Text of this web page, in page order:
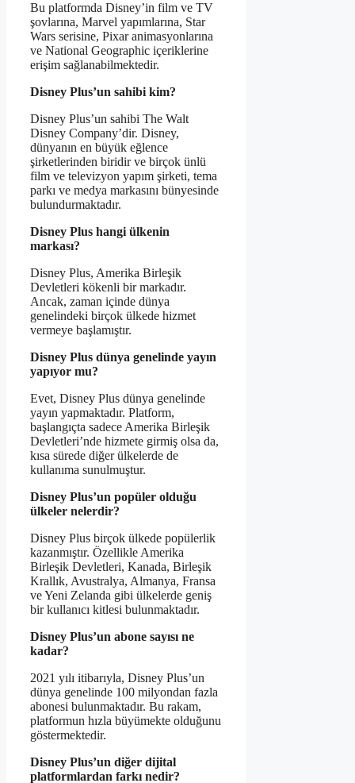
Bu platformda Disney’in film ve TV
şovlarına, Marvel yapımlarına, Star
Wars serisine, Pixar animasyonlarına
ve National Geographic içeriklerine
erişim sağlanabilmektedir.
Disney Plus’un sahibi kim?
Disney Plus’un sahibi The Walt
Disney Company’dir. Disney,
dünyanın en büyük eğlence
şirketlerinden biridir ve birçok ünlü
film ve televizyon yapım şirketi, tema
parkı ve medya markasını bünyesinde
bulundurmaktadır.
Disney Plus hangi ülkenin
markası?
Disney Plus, Amerika Birleşik
Devletleri kökenli bir markadır.
Ancak, zaman içinde dünya
genelindeki birçok ülkede hizmet
vermeye başlamıştır.
Disney Plus dünya genelinde yayın
yapıyor mu?
Evet, Disney Plus dünya genelinde
yayın yapmaktadır. Platform,
başlangıçta sadece Amerika Birleşik
Devletleri’nde hizmete girmiş olsa da,
kısa sürede diğer ülkelerde de
kullanıma sunulmuştur.
Disney Plus’un popüler olduğu
ülkeler nelerdir?
Disney Plus birçok ülkede popülerlik
kazanmıştır. Özellikle Amerika
Birleşik Devletleri, Kanada, Birleşik
Krallık, Avustralya, Almanya, Fransa
ve Yeni Zelanda gibi ülkelerde geniş
bir kullanıcı kitlesi bulunmaktadır.
Disney Plus’un abone sayısı ne
kadar?
2021 yılı itibarıyla, Disney Plus’un
dünya genelinde 100 milyondan fazla
abonesi bulunmaktadır. Bu rakam,
platformun hızla büyümekte olduğunu
göstermektedir.
Disney Plus’un diğer dijital
platformlardan farkı nedir?